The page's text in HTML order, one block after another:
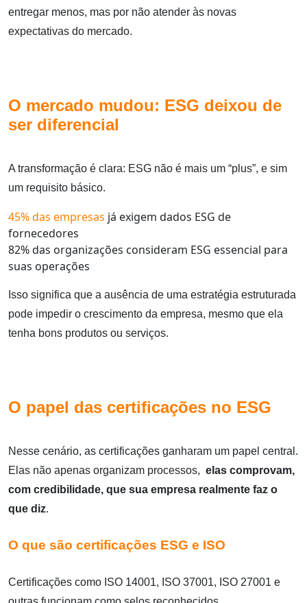
entregar menos, mas por não atender às novas
expectativas do mercado.
O mercado mudou: ESG deixou de
ser diferencial
A transformação é clara: ESG não é mais um “plus”, e sim
um requisito básico.
45% das empresas já exigem dados ESG de
fornecedores
82% das organizações consideram ESG essencial para
suas operações
Isso significa que a ausência de uma estratégia estruturada
pode impedir o crescimento da empresa, mesmo que ela
tenha bons produtos ou serviços.
O papel das certificações no ESG
Nesse cenário, as certificações ganharam um papel central.
Elas não apenas organizam processos, elas comprovam,
com credibilidade, que sua empresa realmente faz o
que diz.
O que são certificações ESG e ISO
Certificações como ISO 14001, ISO 37001, ISO 27001 e